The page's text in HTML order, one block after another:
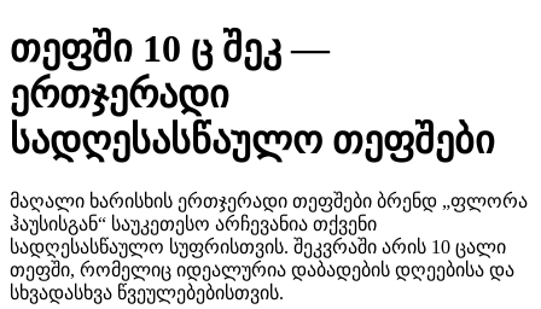
თეფში 10 ც შეკ —
ერთჯერადი
სადღესასწაულო თეფშები
მაღალი ხარისხის ერთჯერადი თეფშები ბრენდ „ფლორა
ჰაუსისგან“ საუკეთესო არჩევანია თქვენი
სადღესასწაულო სუფრისთვის. შეკვრაში არის 10 ცალი
თეფში, რომელიც იდეალურია დაბადების დღეებისა და
სხვადასხვა წვეულებებისთვის.